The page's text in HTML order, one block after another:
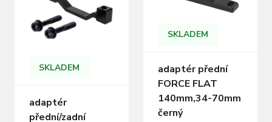
SKLADEM
adaptér
přední/zadní
SKLADEM
adaptér přední
FORCE FLAT
140mm,34-70mm
černý